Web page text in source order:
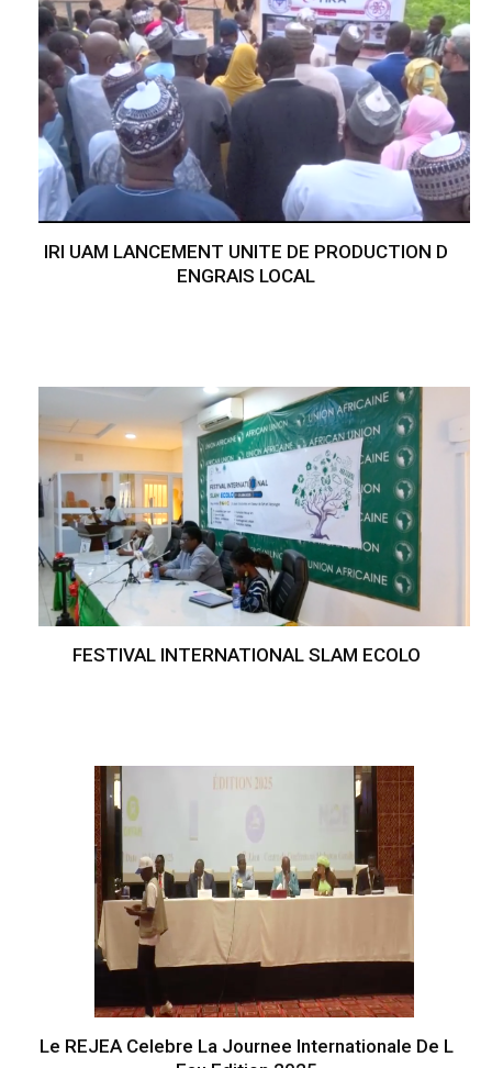
IRI UAM LANCEMENT UNITE DE PRODUCTION D
ENGRAIS LOCAL
FESTIVAL INTERNATIONAL SLAM ECOLO
Le REJEA Celebre La Journee Internationale De L